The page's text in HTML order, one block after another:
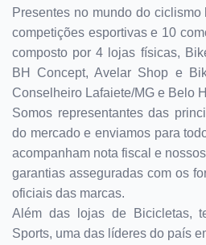
Presentes no mundo do
competições esportivas e 10
composto por 4 lojas físicas,
BH Concept, Avelar Shop e
Conselheiro Lafaiete/MG e Belo
Somos representantes das
do mercado e enviamos para
acompanham nota fiscal e
garantias asseguradas com os
oficiais das marcas.
Além das lojas de Bicicletas,
Sports, uma das líderes do país